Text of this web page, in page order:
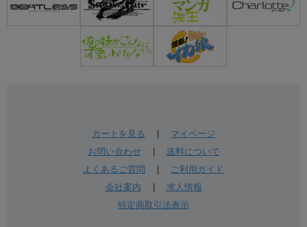
カートを見る
マイページ
お問い合わせ| 送料について
よくあるご質問
ご利用ガイド
会社案内
求人情報
特定商取引法表示